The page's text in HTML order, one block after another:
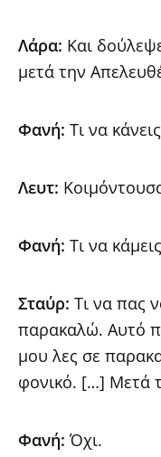
Λάρα: Και
μετά την
Φανή: Τι να
Λευτ:
Φανή: Τι να
Σταύρ: Τι να πας
παρακαλώ. Αυτό
μου λες σε
φονικό. […] Μετά
Φανή: Όχι.